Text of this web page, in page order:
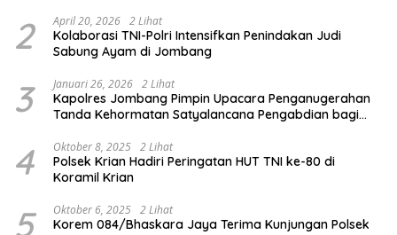
2 April 20, 2026 2 Lihat
Kolaborasi TNI-Polri Intensifkan Penindakan Judi
Sabung Ayam di Jombang
3 Januari 26, 2026 2 Lihat
Kapolres Jombang Pimpin Upacara Penganugerahan
Tanda Kehormatan Satyalancana Pengabdian bagi
4 Oktober 8, 2025 2 Lihat
Polsek Krian Hadiri Peringatan HUT TNI ke-80 di
Koramil Krian
5 Oktober 6, 2025 2 Lihat
Korem 084/Bhaskara Jaya Terima Kunjungan Polsek